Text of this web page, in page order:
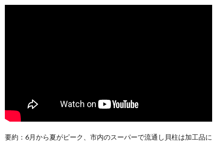
要約：6月から夏がピーク、市内のスーパーで流通し貝柱は加工品に